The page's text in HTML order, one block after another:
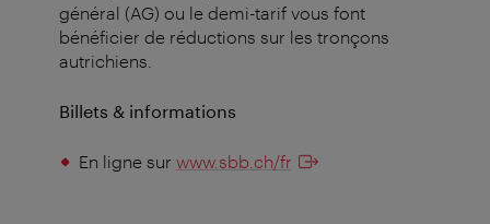
général (AG) ou le demi-tarif vous font
bénéficier de réductions sur les tronçons
autrichiens.
Billets & informations
En ligne sur www.sbb.ch/fr